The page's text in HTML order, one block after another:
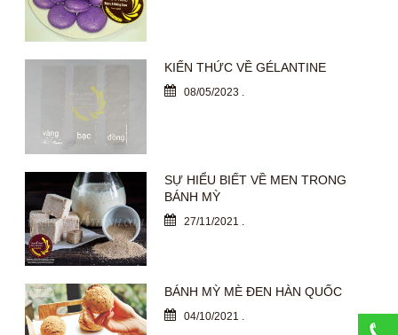
KIẾN THỨC VỀ GÉLANTINE
08/05/2023 .
SỰ HIỂU BIẾT VỀ MEN TRONG
BÁNH MỲ
27/11/2021 .
BÁNH MỲ MÈ ĐEN HÀN QUỐC
04/10/2021 .